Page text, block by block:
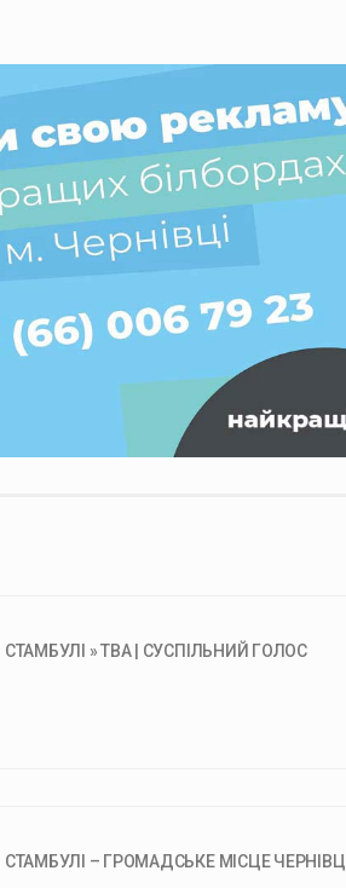
» ТВА | СУСПІЛЬНИЙ ГОЛОС
– ГРОМАДСЬКЕ МІСЦЕ ЧЕРНІВЦІ